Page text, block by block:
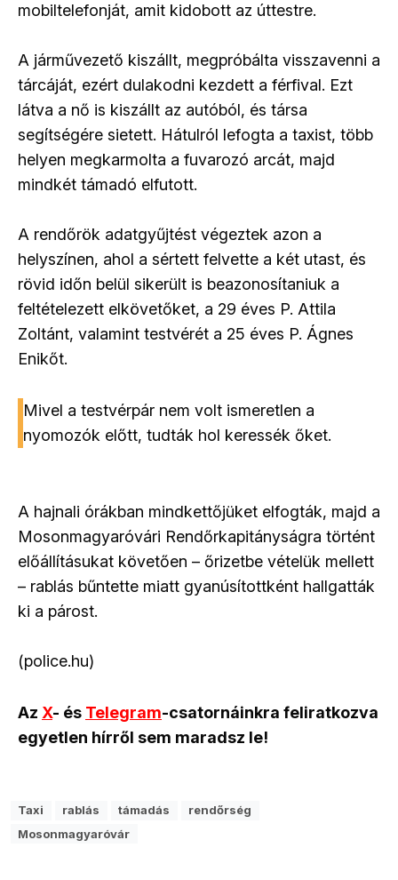
mobiltelefonját, amit kidobott az úttestre.
A járművezető kiszállt, megpróbálta visszavenni a
tárcáját, ezért dulakodni kezdett a férfival. Ezt
látva a nő is kiszállt az autóból, és társa
segítségére sietett. Hátulról lefogta a taxist, több
helyen megkarmolta a fuvarozó arcát, majd
mindkét támadó elfutott.
A rendőrök adatgyűjtést végeztek azon a
helyszínen, ahol a sértett felvette a két utast, és
rövid időn belül sikerült is beazonosítaniuk a
feltételezett elkövetőket, a 29 éves P. Attila
Zoltánt, valamint testvérét a 25 éves P. Ágnes
Enikőt.
Mivel a testvérpár nem volt ismeretlen a
nyomozók előtt, tudták hol keressék őket.
A hajnali órákban mindkettőjüket elfogták, majd a
Mosonmagyaróvári Rendőrkapitányságra történt
előállításukat követően – őrizetbe vételük mellett
– rablás bűntette miatt gyanúsítottként hallgatták
ki a párost.
(police.hu)
Az X- és Telegram-csatornáinkra feliratkozva
egyetlen hírről sem maradsz le!
Taxi rablás támadás
rendőrség
Mosonmagyaróvár